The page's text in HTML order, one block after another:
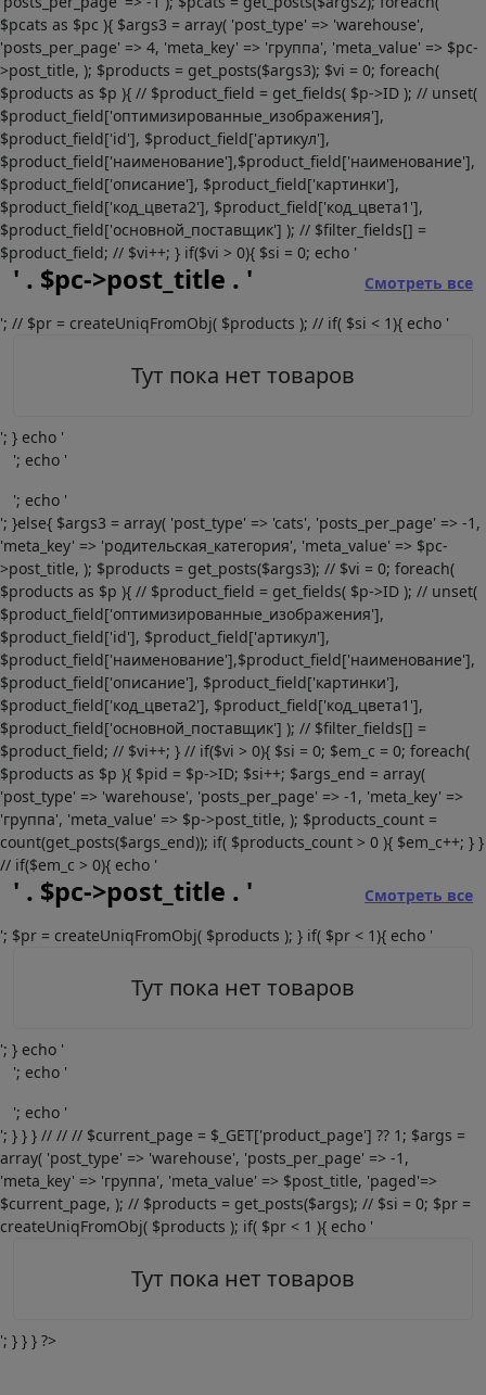
$pcats as $pc ){ $args3 = array( 'post_type' => 'warehouse',
'posts_per_page' => 4, 'meta_key' => 'группа', 'meta_value' => $pc-
>post_title, ); $products = get_posts($args3); $vi = 0; foreach(
$products as $p ){ // $product_field = get_fields( $p->ID ); // unset(
$product_field['оптимизированные_изображения'],
$product_field['id'], $product_field['артикул'],
$product_field['наименование'],$product_field['наименование'],
$product_field['описание'], $product_field['картинки'],
$product_field['код_цвета2'], $product_field['код_цвета1'],
$product_field['основной_поставщик'] ); // $filter_fields[] =
$product_field; // $vi++; } if($vi > 0){ $si = 0; echo '
' . $pc->post_title . '
Смотреть все
'; // $pr = createUniqFromObj( $products ); // if( $si < 1){ echo '
Тут пока нет товаров
'; } echo '
'; echo '
'; echo '
'; }else{ $args3 = array( 'post_type' => 'cats', 'posts_per_page' => -1,
'meta_key' => 'родительская_категория', 'meta_value' => $pc-
>post_title, ); $products = get_posts($args3); // $vi = 0; foreach(
$products as $p ){ // $product_field = get_fields( $p->ID ); // unset(
$product_field['оптимизированные_изображения'],
$product_field['id'], $product_field['артикул'],
$product_field['наименование'],$product_field['наименование'],
$product_field['описание'], $product_field['картинки'],
$product_field['код_цвета2'], $product_field['код_цвета1'],
$product_field['основной_поставщик'] ); // $filter_fields[] =
$product_field; // $vi++; } // if($vi > 0){ $si = 0; $em_c = 0; foreach(
$products as $p ){ $pid = $p->ID; $si++; $args_end = array(
'post_type' => 'warehouse', 'posts_per_page' => -1, 'meta_key' =>
'группа', 'meta_value' => $p->post_title, ); $products_count =
count(get_posts($args_end)); if( $products_count > 0 ){ $em_c++; } }
// if($em_c > 0){ echo '
' . $pc->post_title . '
Смотреть все
'; $pr = createUniqFromObj( $products ); } if( $pr < 1){ echo '
Тут пока нет товаров
'; } echo '
'; echo '
'; echo '
'; } } } // // // $current_page = $_GET['product_page'] ?? 1; $args =
array( 'post_type' => 'warehouse', 'posts_per_page' => -1,
'meta_key' => 'группа', 'meta_value' => $post_title, 'paged'=>
$current_page, ); // $products = get_posts($args); // $si = 0; $pr =
createUniqFromObj( $products ); if( $pr < 1 ){ echo '
Тут пока нет товаров
'; } } } ?>